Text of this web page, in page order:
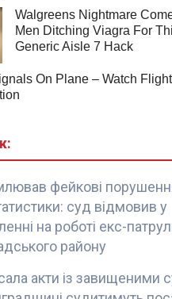
фейкові
суд відмовив у
на роботі екс-
району
акти із завищеними